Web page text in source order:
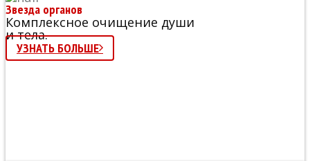
Звезда органов
Комплексное очищение души
и тела.
УЗНАТЬ БОЛЬШЕ